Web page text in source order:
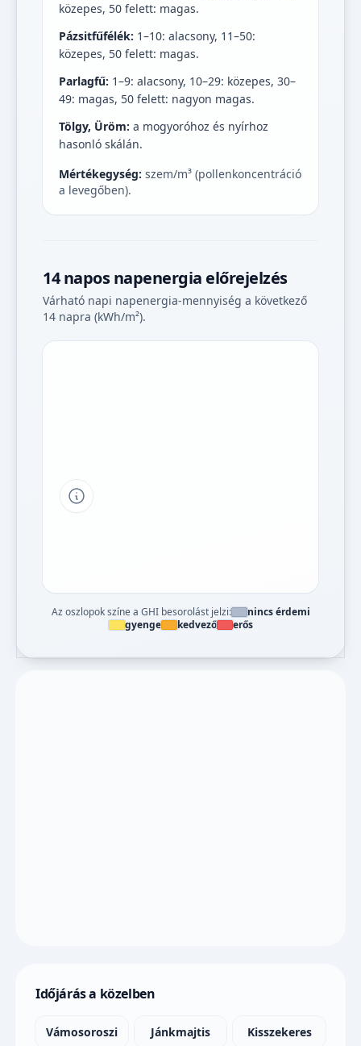
közepes, 50 felett: magas.
Pázsitfűfélék: 1–10: alacsony, 11–50:
közepes, 50 felett: magas.
Parlagfű: 1–9: alacsony, 10–29: közepes, 30–
49: magas, 50 felett: nagyon magas.
Tölgy, Üröm: a mogyoróhoz és nyírhoz
hasonló skálán.
Mértékegység: szem/m³ (pollenkoncentráció
a levegőben).
14 napos napenergia előrejelzés
Várható napi napenergia-mennyiség a következő
14 napra (kWh/m²).
Tipp a grafikon jelmagyarázatához
Az oszlopok színe a GHI besorolást jelzi:
nincs érdemi
gyenge
kedvező erős
Időjárás a közelben
Vámosoroszi Jánkmajtis Kisszekeres